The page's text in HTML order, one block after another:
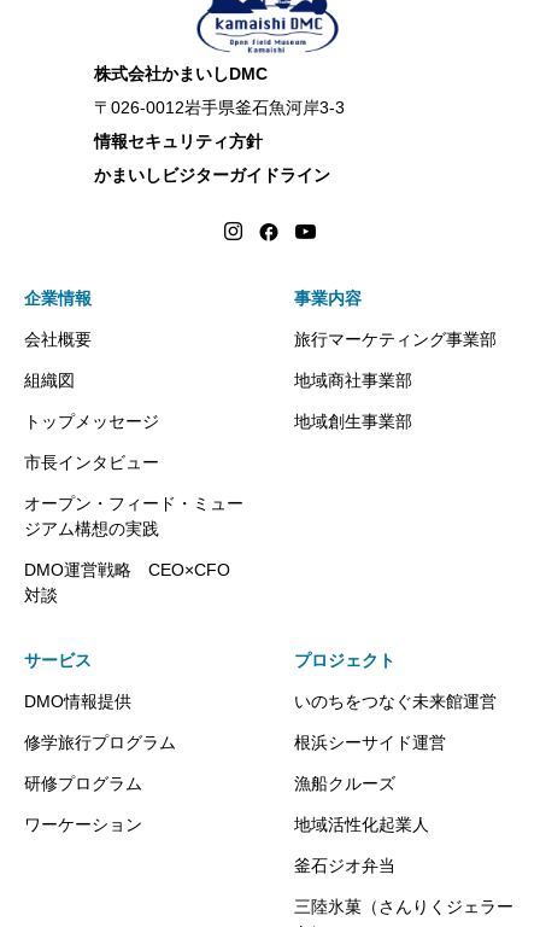
株式会社かまいしDMC
〒026-0012岩手県釜石魚河岸3-3
情報セキュリティ方針
かまいしビジターガイドライン
企業情報
会社概要
組織図
トップメッセージ
市長インタビュー
オープン・フィード・ミュー
ジアム構想の実践
DMO運営戦略 CEO×CFO
対談
事業内容
旅行マーケティング事業部
地域商社事業部
地域創生事業部
サービス
DMO情報提供
修学旅行プログラム
研修プログラム
ワーケーション
プロジェクト
いのちをつなぐ未来館運営
根浜シーサイド運営
漁船クルーズ
地域活性化起業人
釜石ジオ弁当
三陸氷菓（さんりくジェラー